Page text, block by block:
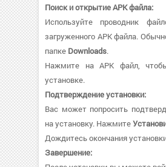
Поиск и открытие APK файла:
Используйте проводник
загруженного APK файла.
папке Downloads.
Нажмите на APK файл,
установке.
Подтверждение установки:
Вас может попросить
на установку. Нажмите
Дождитесь окончания
Завершение: